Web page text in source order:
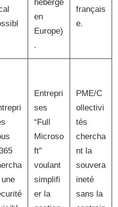
hébergé
en
Europe)
.
français
e.
Entrepri
ses
“Full
Microso
ft”
voulant
simplifi
er la
PME/C
ollectivi
tés
chercha
nt la
souvera
ineté
sans la